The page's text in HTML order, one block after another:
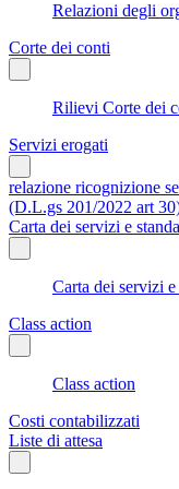
Relazioni degli
Corte dei conti
Rilievi Corte dei
Servizi erogati
relazione ricognizione
(D.L.gs 201/2022 art
Carta dei servizi e
Carta dei servizi
Class action
Class action
Costi contabilizzati
Liste di attesa